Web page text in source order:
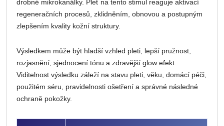
drobné mikrokanálky. Pleť na tento stimul reaguje aktivací
regeneračních procesů, zklidněním, obnovou a postupným
zlepšením kvality kožní struktury.
Výsledkem může být hladší vzhled pleti, lepší pružnost,
rozjasnění, sjednocení tónu a zdravější glow efekt.
Viditelnost výsledku záleží na stavu pleti, věku, domácí péči,
použitém séru, pravidelnosti ošetření a správné následné
ochraně pokožky.